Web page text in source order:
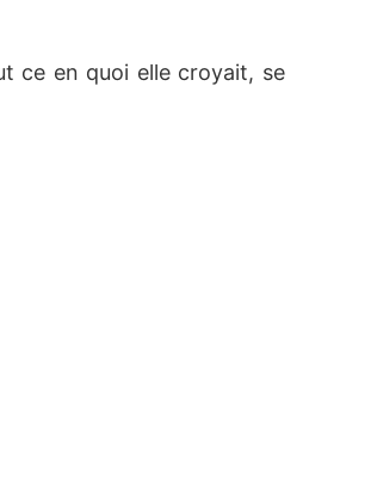
ce en quoi elle croyait, se